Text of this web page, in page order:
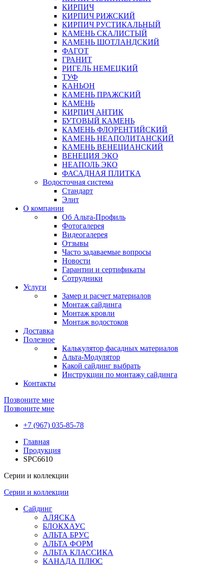
КИРПИЧ
КИРПИЧ РИЖСКИЙ
КИРПИЧ РУСТИКАЛЬНЫЙ
КАМЕНЬ СКАЛИСТЫЙ
КАМЕНЬ ШОТЛАНДСКИЙ
ФАГОТ
ГРАНИТ
РИГЕЛЬ НЕМЕЦКИЙ
ТУФ
КАНЬОН
КАМЕНЬ ПРАЖСКИЙ
КАМЕНЬ
КИРПИЧ АНТИК
БУТОВЫЙ КАМЕНЬ
КАМЕНЬ ФЛОРЕНТИЙСКИЙ
КАМЕНЬ НЕАПОЛИТАНСКИЙ
КАМЕНЬ ВЕНЕЦИАНСКИЙ
ВЕНЕЦИЯ ЭКО
НЕАПОЛЬ ЭКО
ФАСАДНАЯ ПЛИТКА
Водосточная система
Стандарт
Элит
О компании
Об Альта-Профиль
Фотогалерея
Видеогалерея
Отзывы
Часто задаваемые вопросы
Новости
Гарантии и сертификаты
Сотрудники
Услуги
Замер и расчет материалов
Монтаж сайдинга
Монтаж кровли
Монтаж водостоков
Доставка
Полезное
Калькулятор фасадных материалов
Альта-Модулятор
Какой сайдинг выбрать
Инструкции по монтажу сайдинга
Контакты
Позвоните мне
Позвоните мне
+7 (967) 035-85-78
Главная
Продукция
SPC6610
Серии и коллекции
Серии и коллекции
Сайдинг
АЛЯСКА
БЛОКХАУС
АЛЬТА БРУС
АЛЬТА ФОРМ
АЛЬТА КЛАССИКА
КАНАДА ПЛЮС